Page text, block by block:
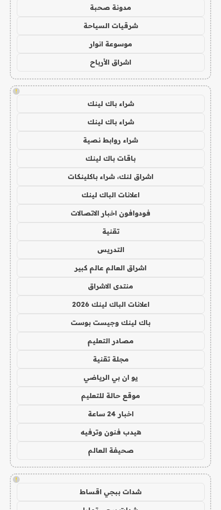
مدونة صحبة
شرقيات السياحة
موسوعة انوار
اشراق الأرباح
!
شراء باك لينك
شراء باك لينك
شراء روابط نصية
باقات باك لينك
اشراق لنك، شراء باكلينكات
اعلانات الباك لينك
فودوافون اخبار الاتصالات
تقنية
التدريس
اشراق العالم عالم كبير
منتدى الاشراق
اعلانات الباك لينك 2026
باك لينك وجيست بوست
مصادر التعليم
مجلة تقنية
يو ان بي الرياضي
موقع حالة للتعليم
اخبار 24 ساعة
هيدب فنون وترفيه
صحيفة العالم
!
شدات ببجي اقساط